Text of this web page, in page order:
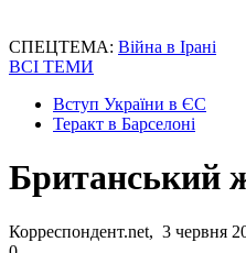
СПЕЦТЕМА: Війна в Ірані
ВСІ ТЕМИ
Вступ України в ЄС
Теракт в Барселоні
Британський
Корреспондент.net, 3 червня